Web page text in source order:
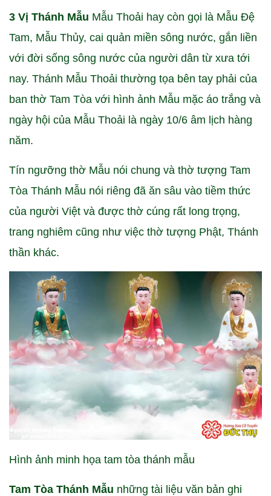
3 Vị Thánh Mẫu Mẫu Thoải hay còn gọi là Mẫu Đệ
Tam, Mẫu Thủy, cai quản miền sông nước, gắn liền
với đời sống sông nước của người dân từ xưa tới
nay. Thánh Mẫu Thoải thường tọa bên tay phải của
ban thờ Tam Tòa với hình ảnh Mẫu mặc áo trắng và
ngày hội của Mẫu Thoải là ngày 10/6 âm lịch hàng
năm.
Tín ngưỡng thờ Mẫu nói chung và thờ tượng Tam
Tòa Thánh Mẫu nói riêng đã ăn sâu vào tiềm thức
của người Việt và được thờ cúng rất long trọng,
trang nghiêm cũng như việc thờ tượng Phật, Thánh
thần khác.
Hình ảnh minh họa tam tòa thánh mẫu
Tam Tòa Thánh Mẫu những tài liệu văn bản ghi